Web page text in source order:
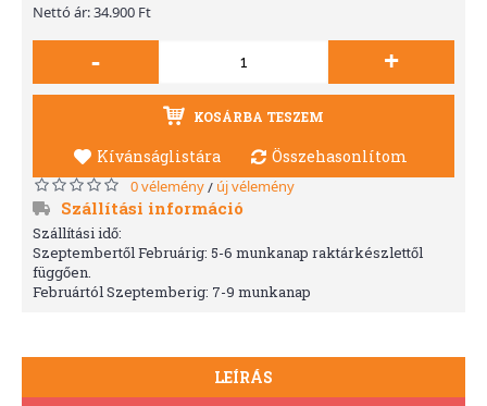
Nettó ár: 34.900 Ft
- +
KOSÁRBA TESZEM
Kívánságlistára Összehasonlítom
0 vélemény/ új vélemény
Szállítási információ
Szállítási idő:
Szeptembertől Februárig: 5-6 munkanap raktárkészlettől
függően.
Februártól Szeptemberig: 7-9 munkanap
LEÍRÁS